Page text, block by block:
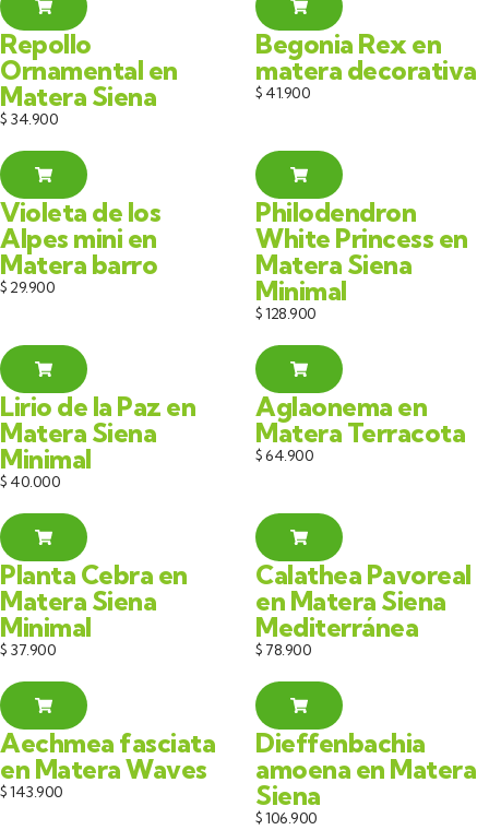
Repollo
Ornamental en
Matera Siena
$ 34.900
Begonia Rex en
matera decorativa
$ 41.900
Violeta de los
Alpes mini en
Matera barro
$ 29.900
Philodendron
White Princess en
Matera Siena
Minimal
$128.900
Lirio de la Paz en
Matera Siena
Minimal
$ 40.000
Aglaonema en
Matera Terracota
$64.900
Planta Cebra en
Matera Siena
Minimal
$ 37.900
Calathea Pavoreal
en Matera Siena
Mediterránea
$ 78.900
Aechmea fasciata
en Matera Waves
$143.900
Dieffenbachia
amoena en Matera
Siena
$106.900